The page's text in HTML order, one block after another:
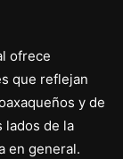
ofrece
que reflejan
y de
lados de la
en general.